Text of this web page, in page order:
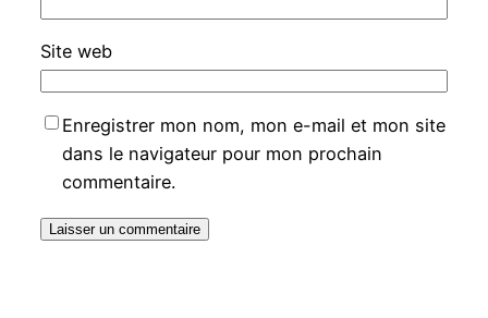
Site web
Enregistrer mon nom, mon e-mail et mon site
dans le navigateur pour mon prochain
commentaire.